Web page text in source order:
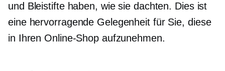
und Bleistifte haben, wie sie dachten. Dies ist
eine hervorragende Gelegenheit für Sie, diese
in Ihren Online-Shop aufzunehmen.